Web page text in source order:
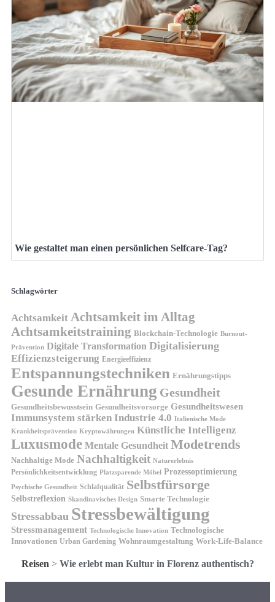
Wie gestaltet man einen persönlichen Selfcare-Tag?
Schlagwörter
Achtsamkeit Achtsamkeit im Alltag
Achtsamkeitstraining Blockchain-Technologie Burnout-
Prävention Digitale Transformation Digitalisierung
Effizienzsteigerung Energieeffizienz
Entspannungstechniken Ernährungstipps
Gesunde Ernährung Gesundheit
Gesundheitsbewusstsein Gesundheitsvorsorge Gesundheitswesen
Immunsystem stärken Industrie 4.0 Italienische Mode
Krankheitsprävention Kryptowährungen Künstliche Intelligenz
Luxusmode Mentale Gesundheit Modetrends
Nachhaltige Mode Nachhaltigkeit Naturerlebnis
Persönlichkeitsentwicklung Platzsparende Möbel Prozessoptimierung
Psychische Gesundheit Schlafqualität Selbstfürsorge
Selbstreflexion Skandinavisches Design Smarte Technologie
Stressabbau Stressbewältigung
Stressmanagement Technologische Innovation Technologische
Innovationen Urban Gardening Wohnraumgestaltung Work-Life-Balance
Reisen > Wie erlebt man Kultur in Florenz authentisch?